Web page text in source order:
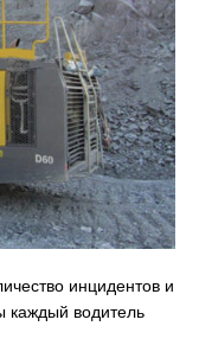
инцидентов и
каждый водитель